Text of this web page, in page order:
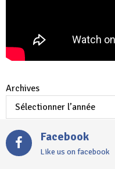
Archives
Facebook
Like us on facebook